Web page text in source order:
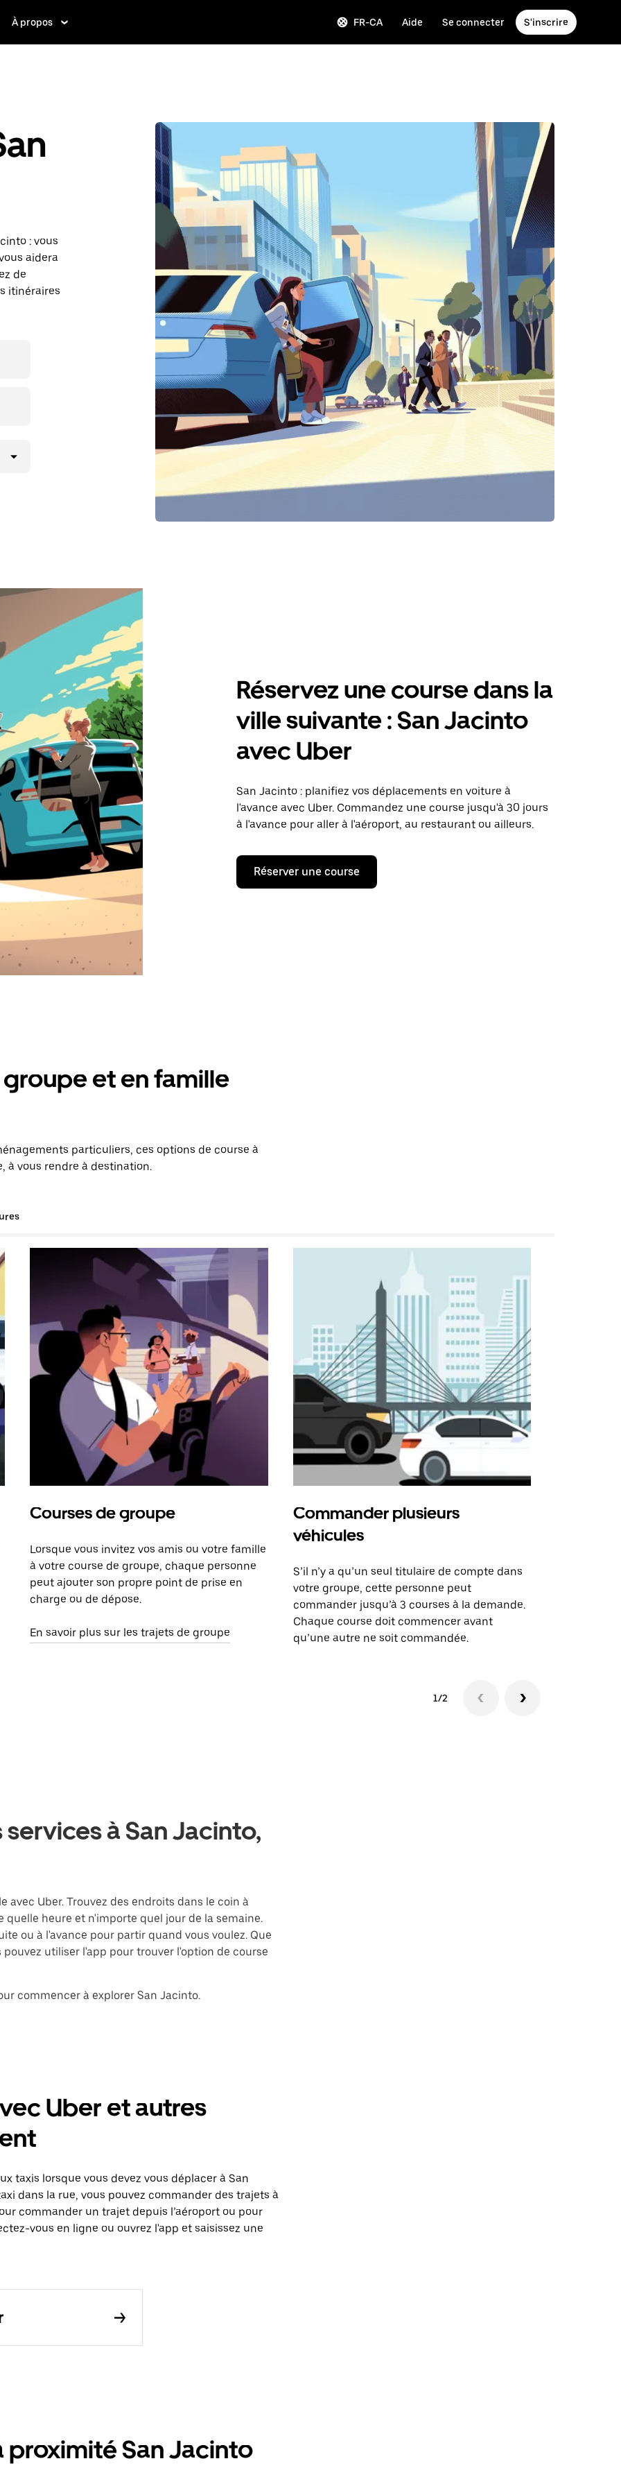
À propos FR-CA Aide Se connecter S'inscrire
: vous
aidera
de
itinéraires
Réservez une course dans la
ville suivante : San Jacinto
avec Uber
San Jacinto : planifiez vos déplacements en voiture à
l'avance avec Uber. Commandez une course jusqu'à 30 jours
à l'avance pour aller à l'aéroport, au restaurant ou ailleurs.
Réserver une course
et en famille
particuliers, ces options de course à
à vous rendre à destination.
Courses de groupe
Lorsque vous invitez vos amis ou votre famille
à votre course de groupe, chaque personne
peut ajouter son propre point de prise en
charge ou de dépose.
En savoir plus sur les trajets de groupe
Commander plusieurs
véhicules
S’il n’y a qu’un seul titulaire de compte dans
votre groupe, cette personne peut
commander jusqu’à 3 courses à la demande.
Chaque course doit commencer avant
qu’une autre ne soit commandée.
1/2
à San Jacinto,
avec Uber. Trouvez des endroits dans le coin à
heure et n'importe quel jour de la semaine.
ou à l'avance pour partir quand vous voulez. Que
utiliser l'app pour trouver l'option de course
commencer à explorer San Jacinto.
Uber et autres
taxis lorsque vous devez vous déplacer à San
dans la rue, vous pouvez commander des trajets à
commander un trajet depuis l’aéroport ou pour
vous en ligne ou ouvrez l'app et saisissez une
San Jacinto